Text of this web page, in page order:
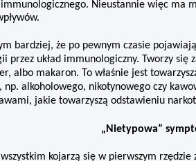
immunologicznego. Nieustannie więc ma
bardziej, że po pewnym czasie
przez układ immunologiczny. Tworzy
albo makaron. To właśnie jest
np. alkoholowego, nikotynowe­go czy
jakie towa­rzyszą odstawieniu
„Nietypowa”
ko­jarzą się w pierwszym